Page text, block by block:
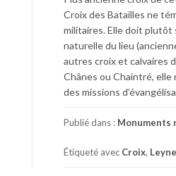
Croix des Batailles ne
militaires. Elle doit plutôt
naturelle du lieu
autres croix et calvaires
Chânes ou Chaintré, elle
des missions
Publié dans : Monuments
Étiqueté avec Croix,